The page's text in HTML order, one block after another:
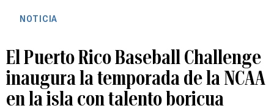
NOTICIA
El Puerto Rico Baseball Challenge
inaugura la temporada de la NCAA
en la isla con talento boricua